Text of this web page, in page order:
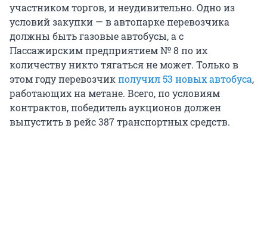
участником торгов, и неудивительно. Одно из
условий закупки — в автопарке перевозчика
должны быть газовые автобусы, а с
Пассажирским предприятием № 8 по их
количеству никто тягаться не может. Только в
этом году перевозчикполучил 53 новых автобуса,
работающих на метане. Всего, по условиям
контрактов, победитель аукционов должен
выпустить в рейс 387 транспортных средств.